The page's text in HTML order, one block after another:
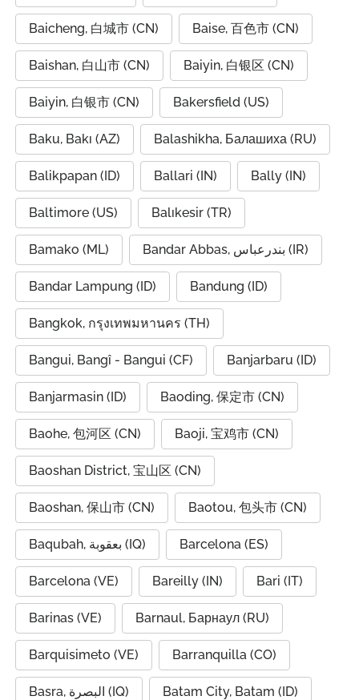
Baicheng, 白城市 (CN) Baise, 百色市 (CN)
Baishan, 白山市 (CN) Baiyin, 白银区 (CN)
Baiyin, 白银市 (CN) Bakersfield (US)
Baku, Bakı (AZ) Balashikha, Балашиха (RU)
Balikpapan (ID) Ballari (IN) Bally (IN)
Baltimore (US) Balıkesir (TR)
Bamako (ML) Bandar Abbas, بندرعباس (IR)
Bandar Lampung (ID) Bandung (ID)
Bangkok, กรุงเทพมหานคร (TH)
Bangui, Bangî - Bangui (CF) Banjarbaru (ID)
Banjarmasin (ID) Baoding, 保定市 (CN)
Baohe, 包河区 (CN) Baoji, 宝鸡市 (CN)
Baoshan District, 宝山区 (CN)
Baoshan, 保山市 (CN) Baotou, 包头市 (CN)
Baqubah, بعقوبة (IQ) Barcelona (ES)
Barcelona (VE) Bareilly (IN) Bari (IT)
Barinas (VE) Barnaul, Барнаул (RU)
Barquisimeto (VE) Barranquilla (CO)
Basra, البصرة (IQ) Batam City, Batam (ID)